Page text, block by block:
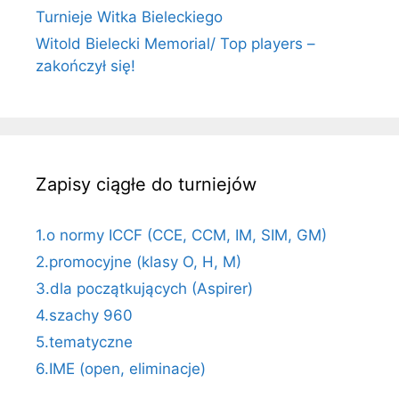
Turnieje Witka Bieleckiego
Witold Bielecki Memorial/ Top players –
zakończył się!
Zapisy ciągłe do turniejów
1.o normy ICCF (CCE, CCM, IM, SIM, GM)
2.promocyjne (klasy O, H, M)
3.dla początkujących (Aspirer)
4.szachy 960
5.tematyczne
6.IME (open, eliminacje)